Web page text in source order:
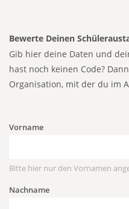
Bewerte Deinen
Gib hier deine Daten und
hast noch keinen Code?
Organisation, mit der du im
Vorname
Bitte hier nur den Vornamen
Nachname